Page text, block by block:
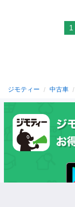
1
ジモティー 中古車